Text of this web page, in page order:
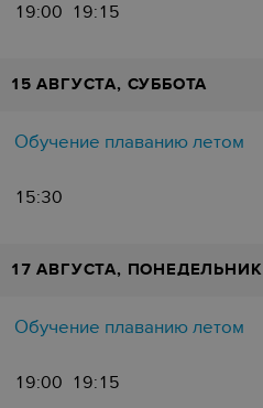
19:00 19:15
15 АВГУСТА, СУББОТА
Обучение плаванию летом
15:30
17 АВГУСТА, ПОНЕДЕЛЬНИК
Обучение плаванию летом
19:00 19:15